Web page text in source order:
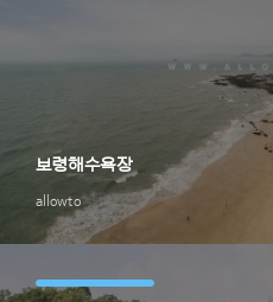
allowto
보령해수욕장